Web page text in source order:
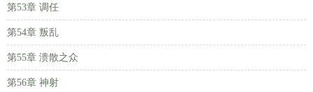
第53章 调任
第54章 叛乱
第55章 溃散之众
第56章 神射